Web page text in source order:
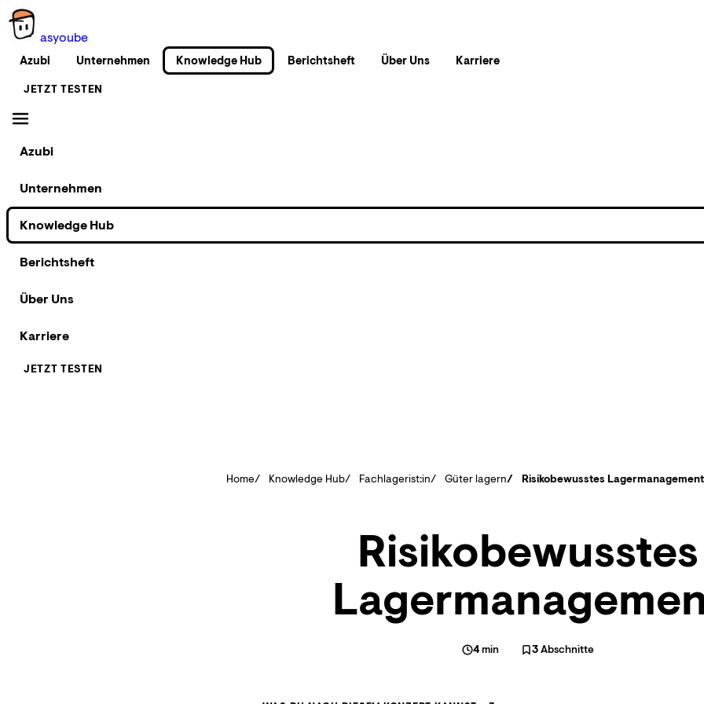
asyoube
Azubi Unternehmen Knowledge Hub Berichtsheft Über Uns Karriere
JETZT TESTEN
Azubi
Unternehmen
Knowledge Hub
Berichtsheft
Über Uns
Karriere
JETZT TESTEN
Home Knowledge Hub Fachlagerist:in Güter lagern Risikobewusstes Lagermanagement
Risikobewusstes
4min 3Abschnitte